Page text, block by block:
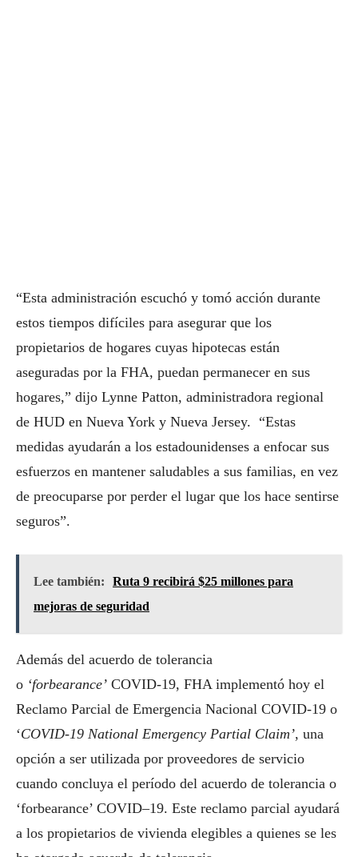
“Esta administración escuchó y tomó acción durante
estos tiempos difíciles para asegurar que los
propietarios de hogares cuyas hipotecas están
aseguradas por la FHA, puedan permanecer en sus
hogares,” dijo Lynne Patton, administradora regional
de HUD en Nueva York y Nueva Jersey. “Estas
medidas ayudarán a los estadounidenses a enfocar sus
esfuerzos en mantener saludables a sus familias, en vez
de preocuparse por perder el lugar que los hace sentirse
seguros”.
Lee también:
Ruta 9 recibirá $25 millones para
mejoras de seguridad
Además del acuerdo de tolerancia
o ‘forbearance’ COVID-19, FHA implementó hoy el
Reclamo Parcial de Emergencia Nacional COVID-19 o
‘COVID-19 National Emergency Partial Claim’, una
opción a ser utilizada por proveedores de servicio
cuando concluya el período del acuerdo de tolerancia o
‘forbearance’ COVID–19. Este reclamo parcial ayudará
a los propietarios de vivienda elegibles a quienes se les